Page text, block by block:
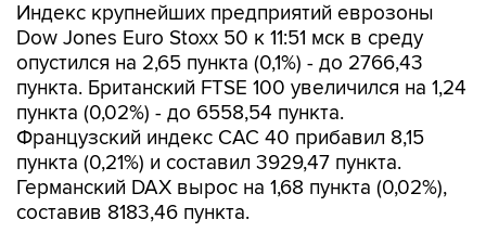
Индекс крупнейших предприятий еврозоны
Dow Jones Euro Stoxx 50 к 11:51 мск в среду
опустился на 2,65 пункта (0,1%) - до 2766,43
пункта. Британский FTSE 100 увеличился на 1,24
пункта (0,02%) - до 6558,54 пункта.
Французский индекс CAC 40 прибавил 8,15
пункта (0,21%) и составил 3929,47 пункта.
Германский DAX вырос на 1,68 пункта (0,02%),
составив 8183,46 пункта.